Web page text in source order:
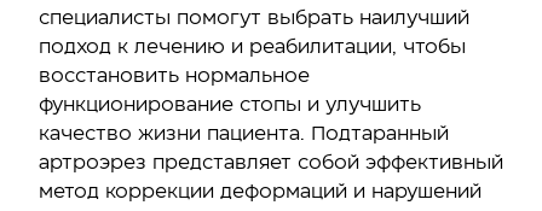
специалисты помогут выбрать наилучший
подход к лечению и реабилитации, чтобы
восстановить нормальное
функционирование стопы и улучшить
качество жизни пациента. Подтаранный
артроэрез представляет собой эффективный
метод коррекции деформаций и нарушений